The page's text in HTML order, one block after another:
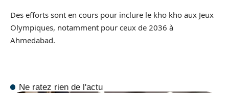
Des efforts sont en cours pour inclure le kho kho aux Jeux
Olympiques, notamment pour ceux de 2036 à
Ahmedabad.
Ne ratez rien de l'actu